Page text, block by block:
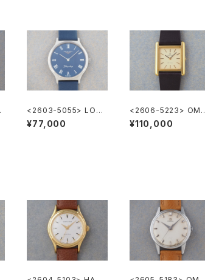
<2603-5055> LON
GINES Flagship
¥77,000
<2606-5223> OME
GA DE VILLE
¥110,000